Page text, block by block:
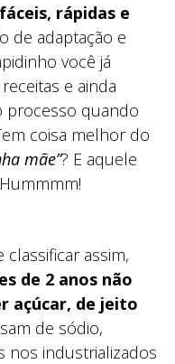
rápidas e
de adaptação e
você já
e ainda
processo quando
coisa melhor do
mãe”? E aquele
classificar assim,
de 2 anos não
açúcar, de jeito
de sódio,
nos industrializados